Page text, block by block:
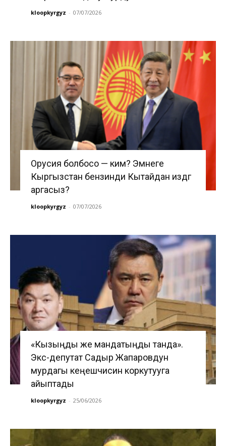
kloopkyrgyz - 07/07/2026
Орусия болбосо — ким? Эмнеге
Кыргызстан бензинди Кытайдан издөөгө
аргасыз?
kloopkyrgyz - 07/07/2026
«Кызыңды же мандатыңды танда».
Экс-депутат Садыр Жапаровдун
мурдагы кеңешчисин коркутууга
айыптады
kloopkyrgyz - 25/06/2026